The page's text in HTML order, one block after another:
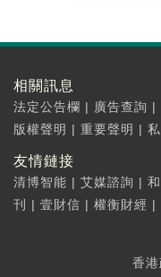
相關訊息
法定公告欄 | 廣告查詢 |
版權聲明 | 重要聲明 |
友情鏈接
清博智能 | 艾媒諮詢 |
刊
| 壹財信 | 權衡財經 |
香